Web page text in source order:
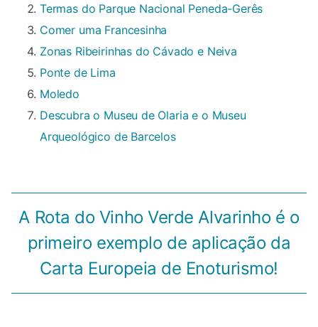
Termas do Parque Nacional Peneda-Gerês
Comer uma Francesinha
Zonas Ribeirinhas do Cávado e Neiva
Ponte de Lima
Moledo
Descubra o Museu de Olaria e o Museu
Arqueológico de Barcelos
A Rota do Vinho Verde Alvarinho é o
primeiro exemplo de aplicação da
Carta Europeia de Enoturismo!